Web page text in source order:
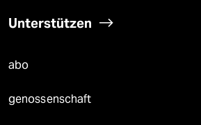
Unterstützen
abo
genossenschaft